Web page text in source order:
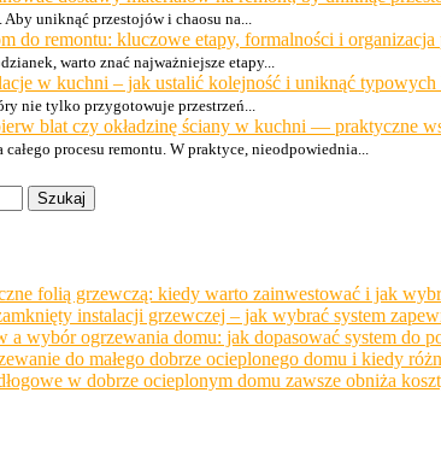
Aby uniknąć przestojów i chaosu na...
do remontu: kluczowe etapy, formalności i
warto znać najważniejsze etapy...
w kuchni – jak ustalić kolejność i uniknąć typowych
nie tylko przygotowuje przestrzeń...
blat czy okładzinę ściany w kuchni — praktyczne
procesu remontu. W praktyce, nieodpowiednia...
folią grzewczą: kiedy warto zainwestować i jak
instalacji grzewczej – jak wybrać system
a wybór ogrzewania domu: jak dopasować system do
do małego dobrze ocieplonego domu i kiedy
w dobrze ocieplonym domu zawsze obniża